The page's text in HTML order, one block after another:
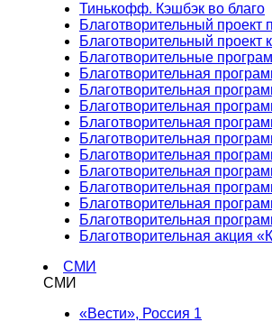
Тинькофф. Кэшбэк во благо
Благотворительный проект
Благотворительный проект
Благотворительные
Благотворительная
Благотворительная
Благотворительная
Благотворительная
Благотворительная
Благотворительная
Благотворительная
Благотворительная
Благотворительная
Благотворительная
Благотворительная акция
СМИ
СМИ
«Вести», Россия 1